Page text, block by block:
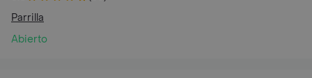
Parrilla
Abierto